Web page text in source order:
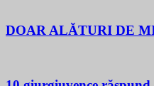
DOAR ALĂTURI DE